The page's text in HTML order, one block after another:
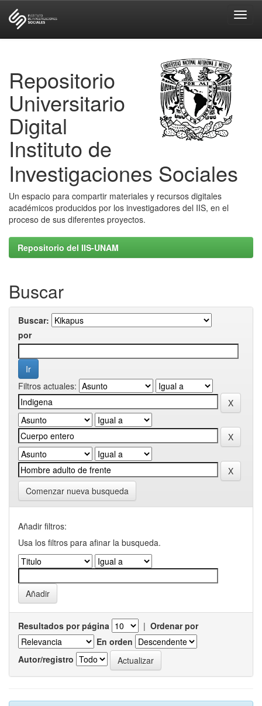
Repositorio
Universitario
Digital
Instituto de
Investigaciones Sociales
Un espacio para compartir materiales y recursos digitales
académicos producidos por los investigadores del IIS, en el
proceso de sus diferentes proyectos.
Repositorio del IIS-UNAM
Buscar
Buscar:
por
Filtros actuales:
Comenzar nueva busqueda
Añadir filtros:
Usa los filtros para afinar la busqueda.
Resultados por página | Ordenar por
En orden
Autor/registro